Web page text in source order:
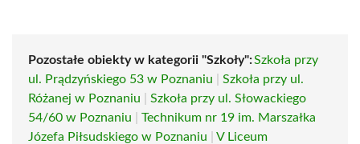
Pozostałe obiekty w kategorii "Szkoły":Szkoła przy
ul. Prądzyńskiego 53 w Poznaniu
Szkoła przy ul.
Różanej w Poznaniu
Szkoła przy ul. Słowackiego
54/60 w Poznaniu
Technikum nr 19 im. Marszałka
Józefa Piłsudskiego w Poznaniu
V Liceum